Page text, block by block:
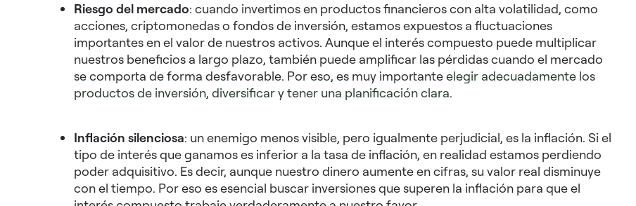
Riesgo del mercado: cuando invertimos en productos financieros con alta volatilidad, como
acciones, criptomonedas o fondos de inversión, estamos expuestos a fluctuaciones
importantes en el valor de nuestros activos. Aunque el interés compuesto puede multiplicar
nuestros beneficios a largo plazo, también puede amplificar las pérdidas cuando el mercado
se comporta de forma desfavorable. Por eso, es muy importanteelegir adecuadamente los
productos de inversión, diversificar y tener una planificación clara.
Inflación silenciosa: un enemigo menos visible, pero igualmente perjudicial, es la inflación. Si el
tipo de interés que ganamos es inferior a la tasa de inflación, en realidad estamos perdiendo
poder adquisitivo. Es decir, aunque nuestro dinero aumente en cifras, su valor real disminuye
con el tiempo. Por eso es esencial buscar inversiones que superen la inflación para que el